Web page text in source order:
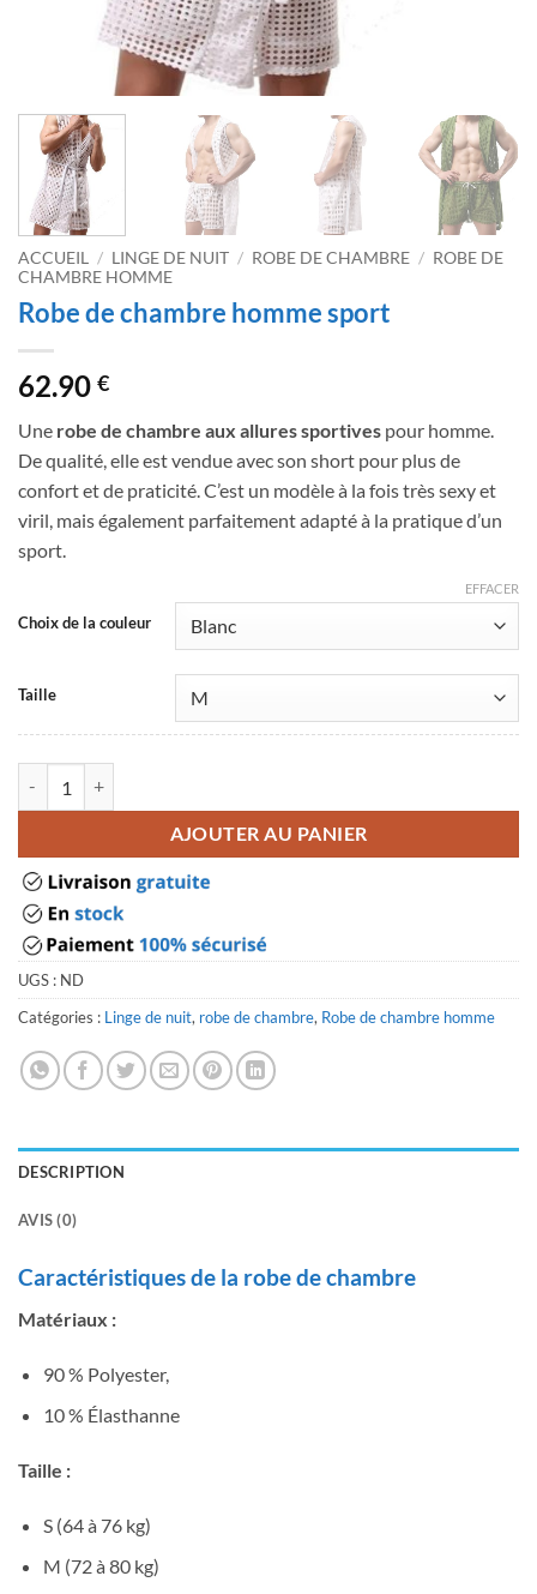
ACCUEIL / LINGE DE NUIT / ROBE DE CHAMBRE / ROBE DE
CHAMBRE HOMME
Robe de chambre homme sport
62.90 €
Une robe de chambre aux allures sportives pour homme.
De qualité, elle est vendue avec son short pour plus de
confort et de praticité. C’est un modèle à la fois très sexy et
viril, mais également parfaitement adapté à la pratique d’un
sport.
Choix de la couleur
Taille
EFFACER
AJOUTER AU PANIER
UGS : ND
Catégories : Linge de nuit, robe de chambre, Robe de chambre homme
DESCRIPTION
AVIS (0)
Caractéristiques de la robe de chambre
Matériaux :
90 % Polyester,
10 % Élasthanne
Taille :
S (64 à 76 kg)
M (72 à 80 kg)